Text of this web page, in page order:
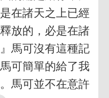
在諸天之上已經
放的，必是在諸
馬可沒有這種記
可簡單的給了我
馬可並不在意許